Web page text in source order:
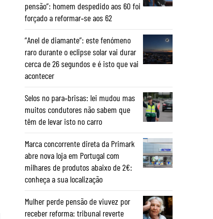
pensão”: homem despedido aos 60 foi
forçado a reformar‑se aos 62
“Anel de diamante”: este fenómeno
raro durante o eclipse solar vai durar
cerca de 26 segundos e é isto que vai
acontecer
Selos no para‑brisas: lei mudou mas
muitos condutores não sabem que
têm de levar isto no carro
Marca concorrente direta da Primark
abre nova loja em Portugal com
milhares de produtos abaixo de 2€:
conheça a sua localização
Mulher perde pensão de viuvez por
receber reforma: tribunal reverte